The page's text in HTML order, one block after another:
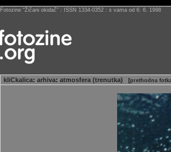
Fotozine “Žičani okidač” : ISSN 1334-0352 : s vama od 6. 6. 1998
kliCkalica: arhiva: atmosfera (trenutka) [prethodna